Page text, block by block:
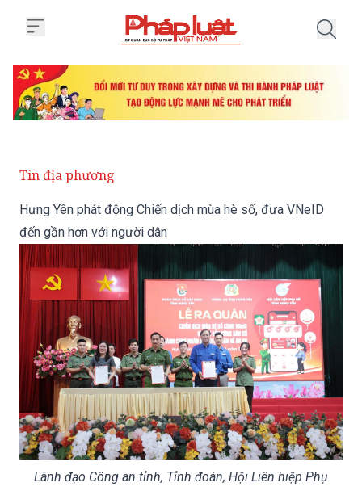
Tin địa phương
Hưng Yên phát động Chiến dịch mùa hè số, đưa VNeID
đến gần hơn với người dân
Lãnh đạo Công an tỉnh, Tỉnh đoàn, Hội Liên hiệp Phụ